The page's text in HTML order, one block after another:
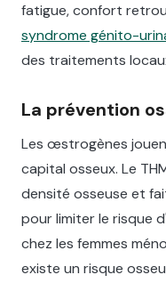
fatigue, confort
syndrome génito-
des traitements
La prévention
Les œstrogènes
capital osseux. Le
densité osseuse et
pour limiter le risque d'
chez les femmes
existe un risque